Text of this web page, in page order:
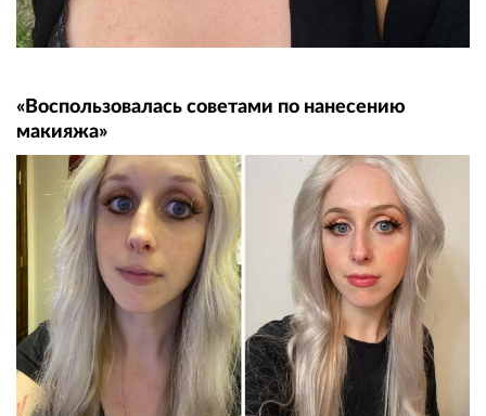
«Воспользовалась советами по нанесению
макияжа»